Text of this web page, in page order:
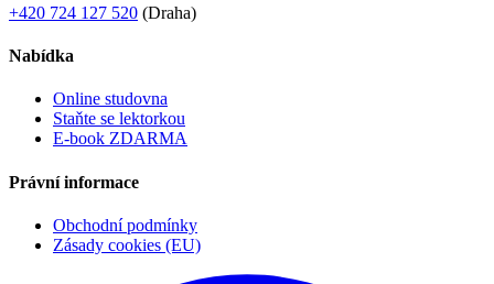
+420 724 127 520 (Draha)
Nabídka
Online studovna
Staňte se lektorkou
E-book ZDARMA
Právní informace
Obchodní podmínky
Zásady cookies (EU)